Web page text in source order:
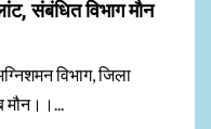
संबंधित विभाग मौन
विभाग, जिला
मौन।।...